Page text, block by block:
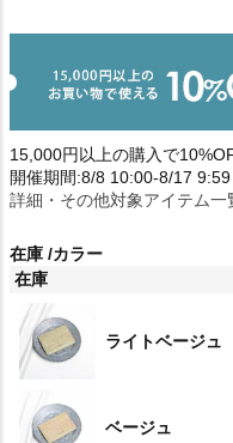
15,000円以上の購入で
開催期間:8/8 10:00-8/17 9:59
詳細・その他対象アイテム一
在庫 カラー
在庫
ライトベージュ
ベージュ